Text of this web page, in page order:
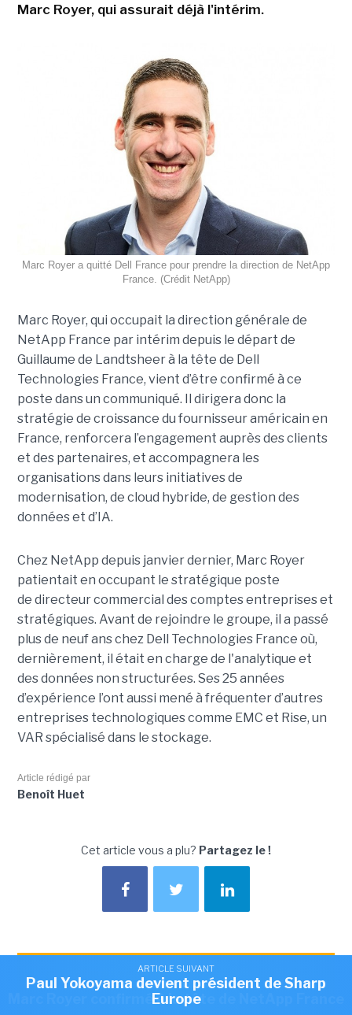
ARTICLE SUIVANT
Romain Passilly prend la direction de Visma
France
ARTICLE SUIVANT
Marc Royer confirmé à la tête de NetApp France
Marc Royer, qui assurait déjà l'intérim.
Marc Royer a quitté Dell France pour prendre la direction de NetApp
France. (Crédit NetApp)
Marc Royer, qui occupait la direction générale de
NetApp France par intérim depuis le départ de
Guillaume de Landtsheer à la tête de Dell
Technologies France, vient d’être confirmé à ce
poste dans un communiqué. Il dirigera donc la
stratégie de croissance du fournisseur américain en
France, renforcera l’engagement auprès des clients
et des partenaires, et accompagnera les
organisations dans leurs initiatives de
modernisation, de cloud hybride, de gestion des
données et d’IA.
Chez NetApp depuis janvier dernier, Marc Royer
patientait en occupant le stratégique poste
de directeur commercial des comptes entreprises et
stratégiques. Avant de rejoindre le groupe, il a passé
plus de neuf ans chez Dell Technologies France où,
dernièrement, il était en charge de l'analytique et
des données non structurées. Ses 25 années
d’expérience l’ont aussi mené à fréquenter d’autres
entreprises technologiques comme EMC et Rise, un
VAR spécialisé dans le stockage.
Article rédigé par
Benoît Huet
Cet article vous a plu? Partagez le !
NEWSLETTER LMI
Recevez notre newsletter comme plus de 50000
ARTICLE SUIVANT
Paul Yokoyama devient président de Sharp
Europe